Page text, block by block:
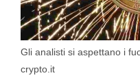
Gli analisti si aspettano i
crypto.it